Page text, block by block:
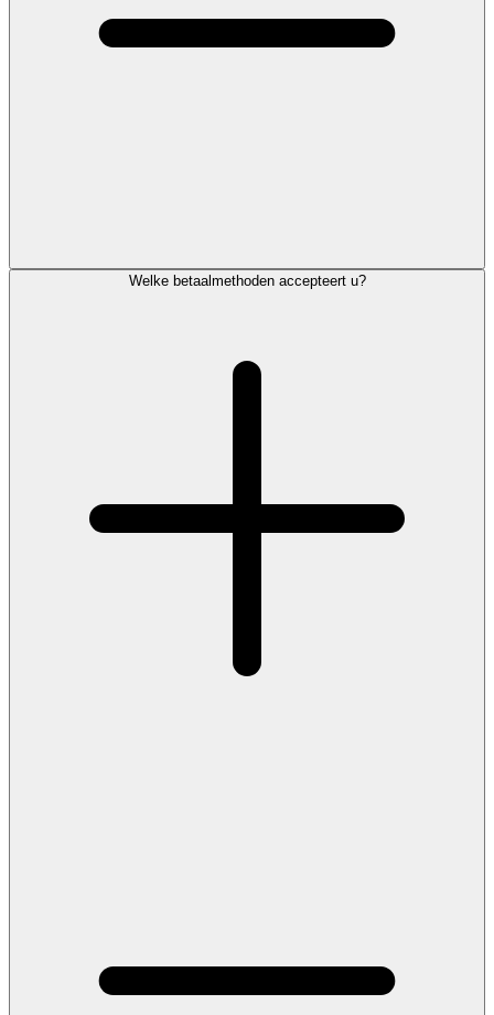
Welke betaalmethoden accepteert u?